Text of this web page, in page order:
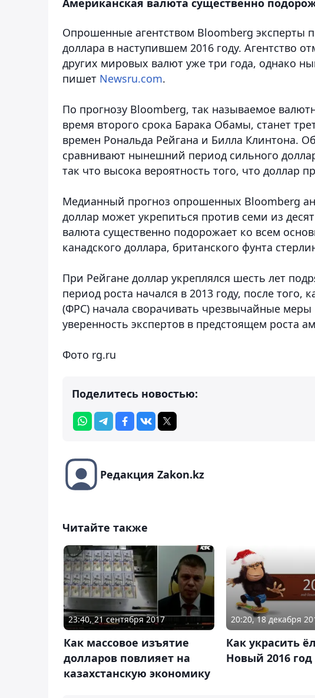
Опрошенные агентством Bloomberg эксперты
доллара в наступившем 2016 году. Агентство
других мировых валют уже три года, однако
пишет Newsru.com.
По прогнозу Bloomberg, так называемое
время второго срока Барака Обамы, станет
времен Рональда Рейгана и Билла Клинтона.
сравнивают нынешний период сильного
так что высока вероятность того, что доллар
Медианный прогноз опрошенных Bloomberg
доллар может укрепиться против семи из
валюта существенно подорожает ко всем
канадского доллара, британского фунта
При Рейгане доллар укреплялся шесть лет
период роста начался в 2013 году, после
(ФРС) начала сворачивать чрезвычайные
уверенность экспертов в предстоящем роста
Фото rg.ru
Поделитесь новостью:
Редакция Zakon.kz
Читайте также
23:40, 21 сентября 2017
Как массовое изъятие
долларов повлияет на
казахстанскую экономику
20:20, 18 декабря
Как украсить
Новый 2016 год